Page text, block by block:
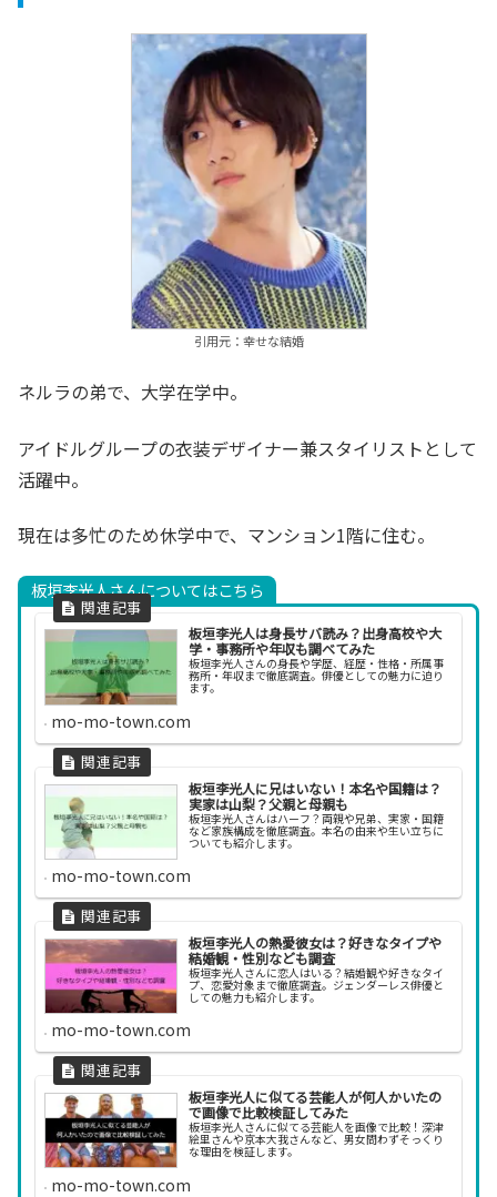
引用元：幸せな結婚
ネルラの弟で、大学在学中。
アイドルグループの衣装デザイナー兼スタイリストとして
活躍中。
現在は多忙のため休学中で、マンション1階に住む。
板垣李光人さんについてはこちら
板垣李光人は身長サバ読み？出身高校や大
学・事務所や年収も調べてみた
板垣李光人さんの身長や学歴、経歴・性格・所属事
務所・年収まで徹底調査。俳優としての魅力に迫り
ます。
mo-mo-town.com
板垣李光人に兄はいない！本名や国籍は？
実家は山梨？父親と母親も
板垣李光人さんはハーフ？両親や兄弟、実家・国籍
など家族構成を徹底調査。本名の由来や生い立ちに
ついても紹介します。
mo-mo-town.com
板垣李光人の熱愛彼女は？好きなタイプや
結婚観・性別なども調査
板垣李光人さんに恋人はいる？結婚観や好きなタイ
プ、恋愛対象まで徹底調査。ジェンダーレス俳優と
しての魅力も紹介します。
mo-mo-town.com
板垣李光人に似てる芸能人が何人かいたの
で画像で比較検証してみた
板垣李光人さんに似てる芸能人を画像で比較！深津
絵里さんや京本大我さんなど、男女問わずそっくり
な理由を検証します。
mo-mo-town.com